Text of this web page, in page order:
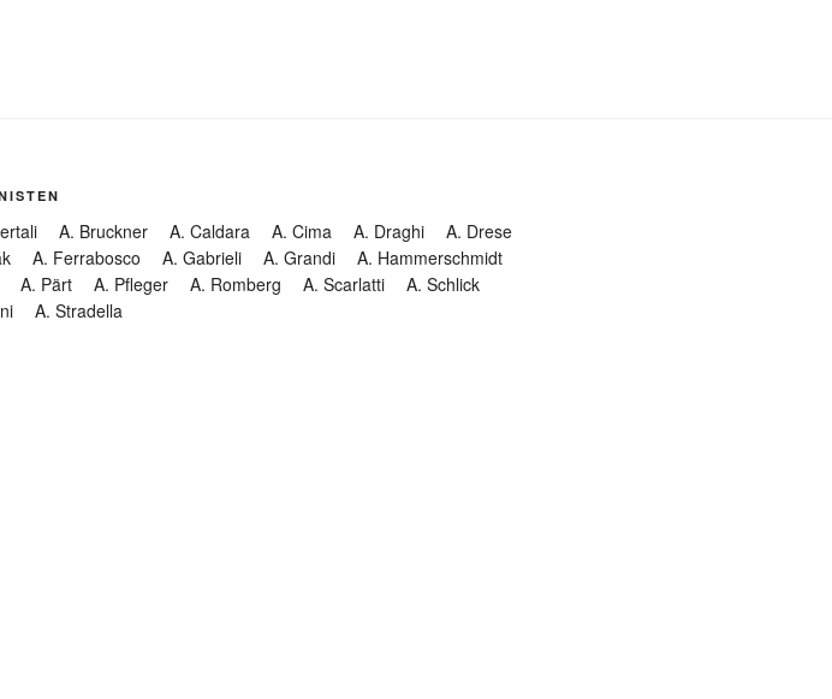
A. Bruckner A. Caldara A. Cima A. Draghi
A. Drese
A. Ferrabosco A. Gabrieli A. Grandi
A. Hammerschmidt
A. Pärt A. Pfleger A. Romberg A. Scarlatti
A. Schlick
A. Stradella